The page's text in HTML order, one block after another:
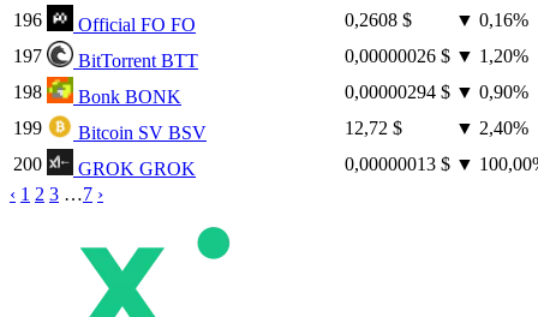
196 Official FO FO 0,2608 $ ▼ 0,16%
197
BitTorrent BTT 0,00000026 $ ▼ 1,20%
198
Bonk BONK 0,00000294 $ ▼ 0,90%
199
Bitcoin SV BSV 12,72 $ ▼ 2,40%
200
GROK GROK 0,00000013 $ ▼
‹ 1 2 3 …7 ›